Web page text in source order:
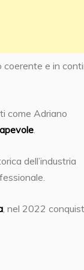
coerente e in
come Adriano
.
dell’industria
, nel 2022